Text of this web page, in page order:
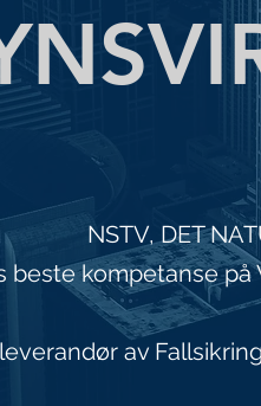
NSTV, DET
beste kompetanse
av